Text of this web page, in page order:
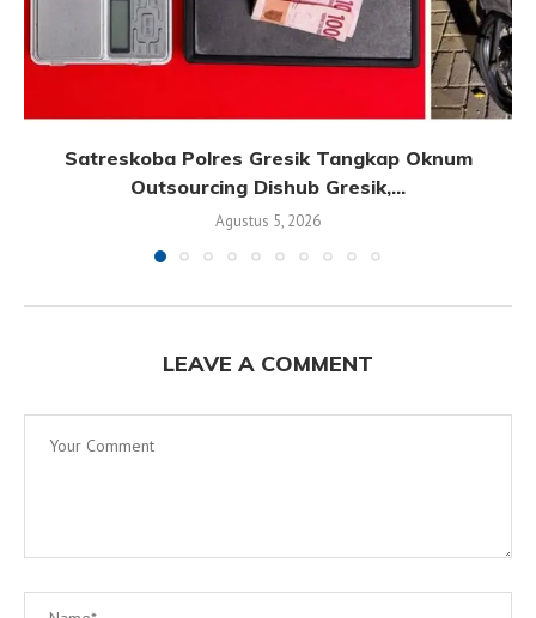
Satreskoba Polres Gresik Tangkap Oknum
Outsourcing Dishub Gresik,...
Agustus 5, 2026
LEAVE A COMMENT